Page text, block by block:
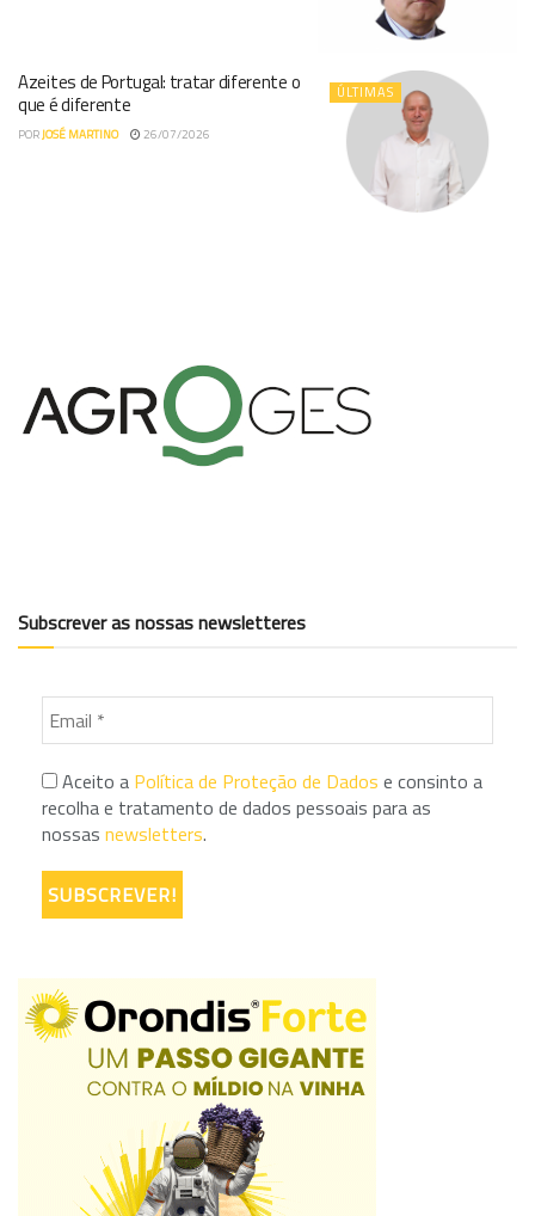
ÚLTIMAS
Azeites de Portugal: tratar diferente o
que é diferente
PORJOSÉ MARTINO 26/07/2026
Subscrever as nossas newsletteres
Aceito a Política de Proteção de Dados e consinto a
recolha e tratamento de dados pessoais para as
nossas newsletters.